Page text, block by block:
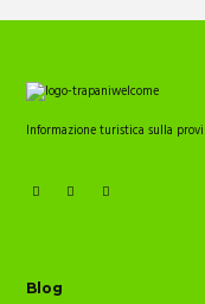
Informazione turistica sulla
Blog